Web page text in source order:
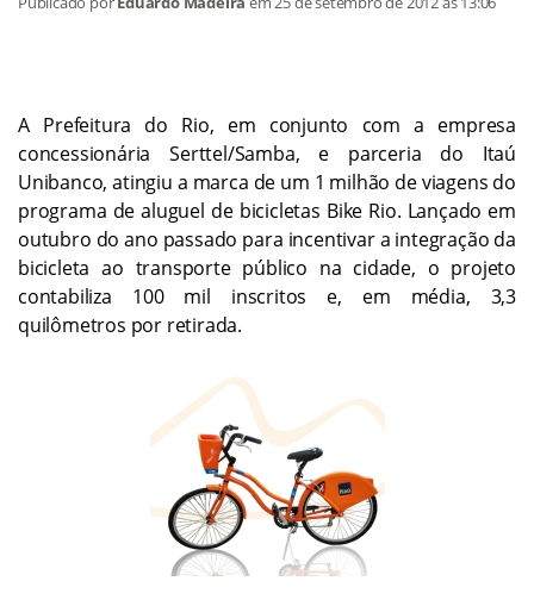
A Prefeitura do Rio, em conjunto com a empresa
concessionária Serttel/Samba, e parceria do Itaú
Unibanco, atingiu a marca de um 1 milhão de viagens do
programa de aluguel de bicicletas Bike Rio. Lançado em
outubro do ano passado para incentivar a integração da
bicicleta ao transporte público na cidade, o projeto
contabiliza 100 mil inscritos e, em média, 3,3
quilômetros por retirada.